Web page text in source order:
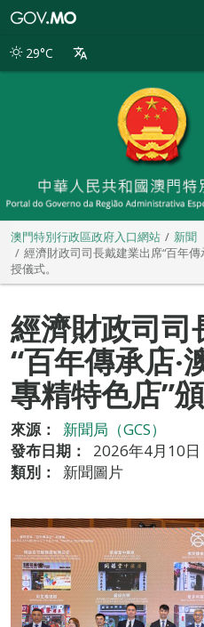
別
29°C
澳門特別行政區政府入口網站
新聞
經濟財政司司長戴建業出席“百年傳
授儀式。
經濟財政司司
“百年傳承店‧
專精特色店”
來源：
新聞局（GCS）
發布日期：
2026年4月10日
類別：
新聞圖片